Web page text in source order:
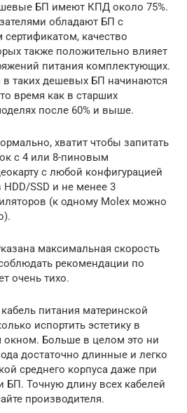
БП имеют КПД около 75%.
обладают БП с
качество
также положительно влияет
питания комплектующих.
таких дешевых БП начинаются
время как в старших
после 60% и выше.
хватит чтобы запитать
с 4 или 8-пиновым
с любой конфигурацией
SSD и не менее 3
(к одному Molex можно
максимальная скорость
рекомендации по
очень тихо.
питания материнской
испортить эстетику в
окном. Больше в целом это ни
достаточно длинные и легко
среднего корпуса даже при
Точную длину всех кабелей
производителя.